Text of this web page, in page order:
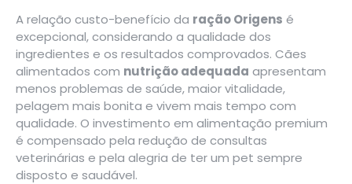
A relação custo-benefício da ração Origens é
excepcional, considerando a qualidade dos
ingredientes e os resultados comprovados. Cães
alimentados com nutrição adequada apresentam
menos problemas de saúde, maior vitalidade,
pelagem mais bonita e vivem mais tempo com
qualidade. O investimento em alimentação premium
é compensado pela redução de consultas
veterinárias e pela alegria de ter um pet sempre
disposto e saudável.